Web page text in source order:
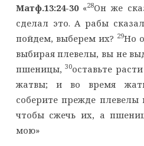
Матф.13:24-30«28Он же
сделал это. А рабы
пойдем, выберем их? 29Но
выбирая плевелы, вы не
пшеницы,30оставьте
жатвы; и во время
соберите прежде плевелы
чтобы сжечь их, а
мою»